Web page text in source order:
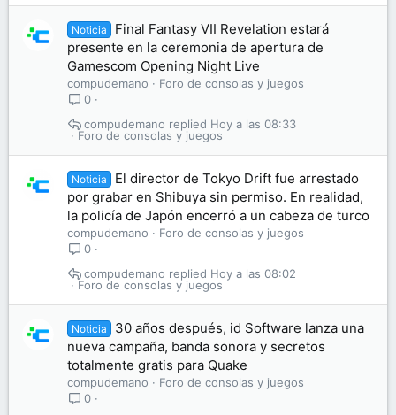
Noticia
Final Fantasy VII Revelation estará
presente en la ceremonia de apertura de
Gamescom Opening Night Live
compudemano
Foro de consolas y juegos
0
Foro de consolas y juegos
Hoy a las 08:33
compudemano
Noticia
El director de Tokyo Drift fue arrestado
por grabar en Shibuya sin permiso. En realidad,
la policía de Japón encerró a un cabeza de turco
compudemano
Foro de consolas y juegos
0
Foro de consolas y juegos
Hoy a las 08:02
compudemano
Noticia
30 años después, id Software lanza una
nueva campaña, banda sonora y secretos
totalmente gratis para Quake
compudemano
Foro de consolas y juegos
0